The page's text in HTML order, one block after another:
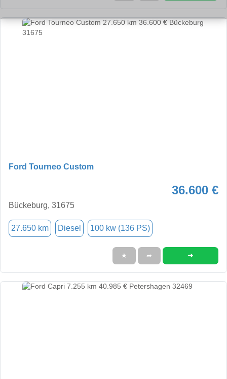
Ford Tourneo Custom
36.600 €
Bückeburg, 31675
27.650 km Diesel 100 kw (136 PS)
★ ➦ ➜